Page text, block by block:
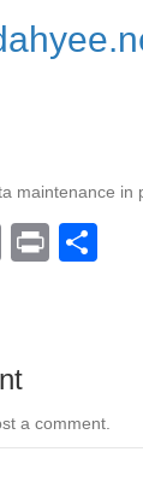
maintenance in
C
Li
n
Pr
a comment.